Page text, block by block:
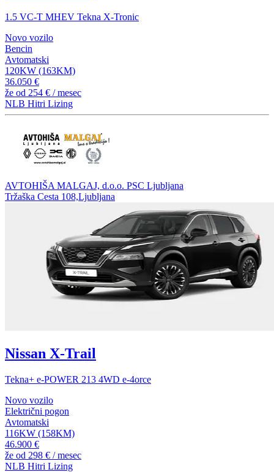
1.5 VC-T MHEV Tekna X-Tronic
Novo vozilo
Bencin
Avtomatski
120KW (163KM)
36.050 €
že od 254 € / mesec
NLB Hitri Lizing
AVTOHIŠA MALGAJ, d.o.o. PSC Ljubljana
Tržaška Cesta 108,Ljubljana
Nissan X-Trail
Tekna+ e-POWER 213 4WD e-4orce
Novo vozilo
Električni pogon
Avtomatski
116KW (158KM)
46.900 €
že od 298 € / mesec
NLB Hitri Lizing